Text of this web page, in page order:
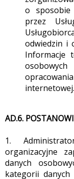
o
przez
odwiedzin i
Informacje
internetowej.
AD.6.
1.
organizacyjne
danych
kategorii